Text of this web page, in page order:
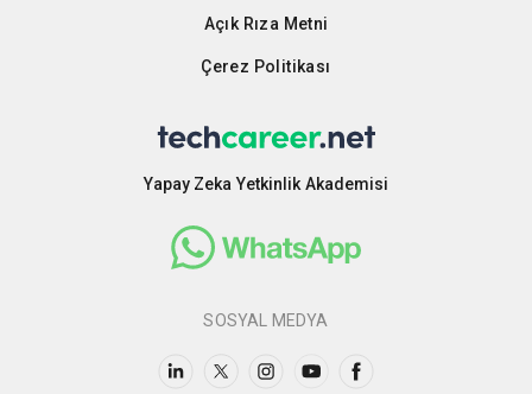
Açık Rıza Metni
Çerez Politikası
Yapay Zeka Yetkinlik Akademisi
SOSYAL MEDYA